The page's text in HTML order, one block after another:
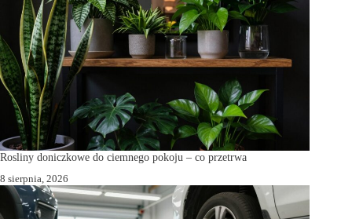
Rosliny doniczkowe do ciemnego pokoju – co przetrwa
8 sierpnia, 2026